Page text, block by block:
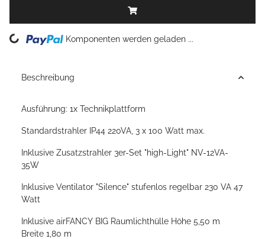
Loading... Komponenten werden geladen ...
Beschreibung
Ausführung: 1x Technikplattform
Standardstrahler IP44 220VA, 3 x 100 Watt max.
Inklusive Zusatzstrahler 3er-Set "high-Light" NV-12VA-
35W
Inklusive Ventilator "Silence" stufenlos regelbar 230 VA 47
Watt
Inklusive airFANCY BIG Raumlichthülle Höhe 5,50 m
Breite 1,80 m